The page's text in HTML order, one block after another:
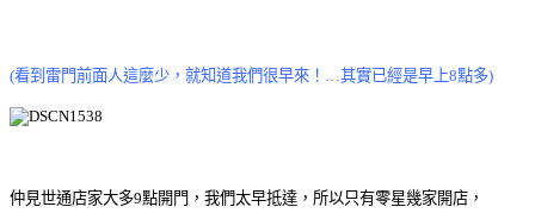
(看到雷門前面人這麼少，就知道我們很早來！ …其實已經是早上8點多)
仲見世通店家大多9點開門，我們太早抵達，所以只有零星幾家開店，